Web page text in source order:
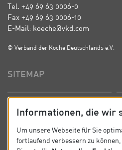
Tel. +49 69 63 0006-0
Fax +49 69 63 0006-10
E-Mail: koeche@vkd.com
© Verband der Köche Deutschlands e.V.
SITEMAP
News
Informationen, die wir
Um unsere Webseite für Sie
fortlaufend verbessern zu